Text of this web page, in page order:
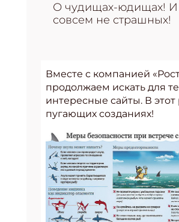
О чудищах-юдищах! И
совсем не страшных!
Вместе с компанией
продолжаем искать для
интересные сайты. В этот
пугающих созданиях!